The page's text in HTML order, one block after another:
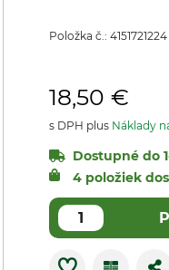
Položka č.: 4151721224
18,50 €
s DPH plus Náklady
Dostupné do
4 položiek